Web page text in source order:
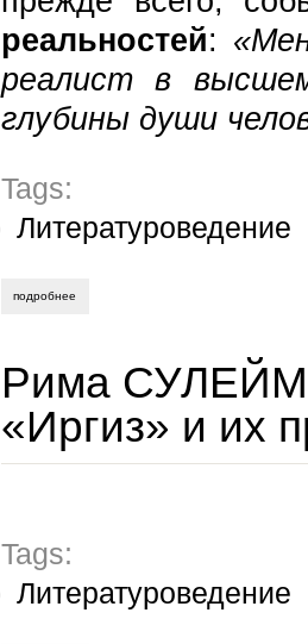
реальностей:
реалист в
глубины души
Tags:
Литературоведение
подробнее
Рима
«Иргиз» и их
Tags:
Литературоведение